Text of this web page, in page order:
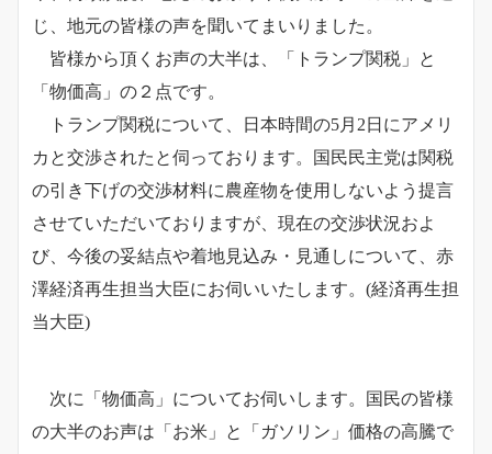
じ、地元の皆様の声を聞いてまいりました。
皆様から頂くお声の大半は、「トランプ関税」と
「物価高」の２点です。
トランプ関税について、日本時間の5月2日にアメリ
カと交渉されたと伺っております。国民民主党は関税
の引き下げの交渉材料に農産物を使用しないよう提言
させていただいておりますが、 現在の交渉状況およ
び、今後の妥結点や着地見込み・見通しについて、赤
澤経済再生担当大臣にお伺いいたします。 (経済再生担
当大臣)
次に「物価高」についてお伺いします。国民の皆様
の大半のお声は「お米」と「ガソリン」価格の高騰で